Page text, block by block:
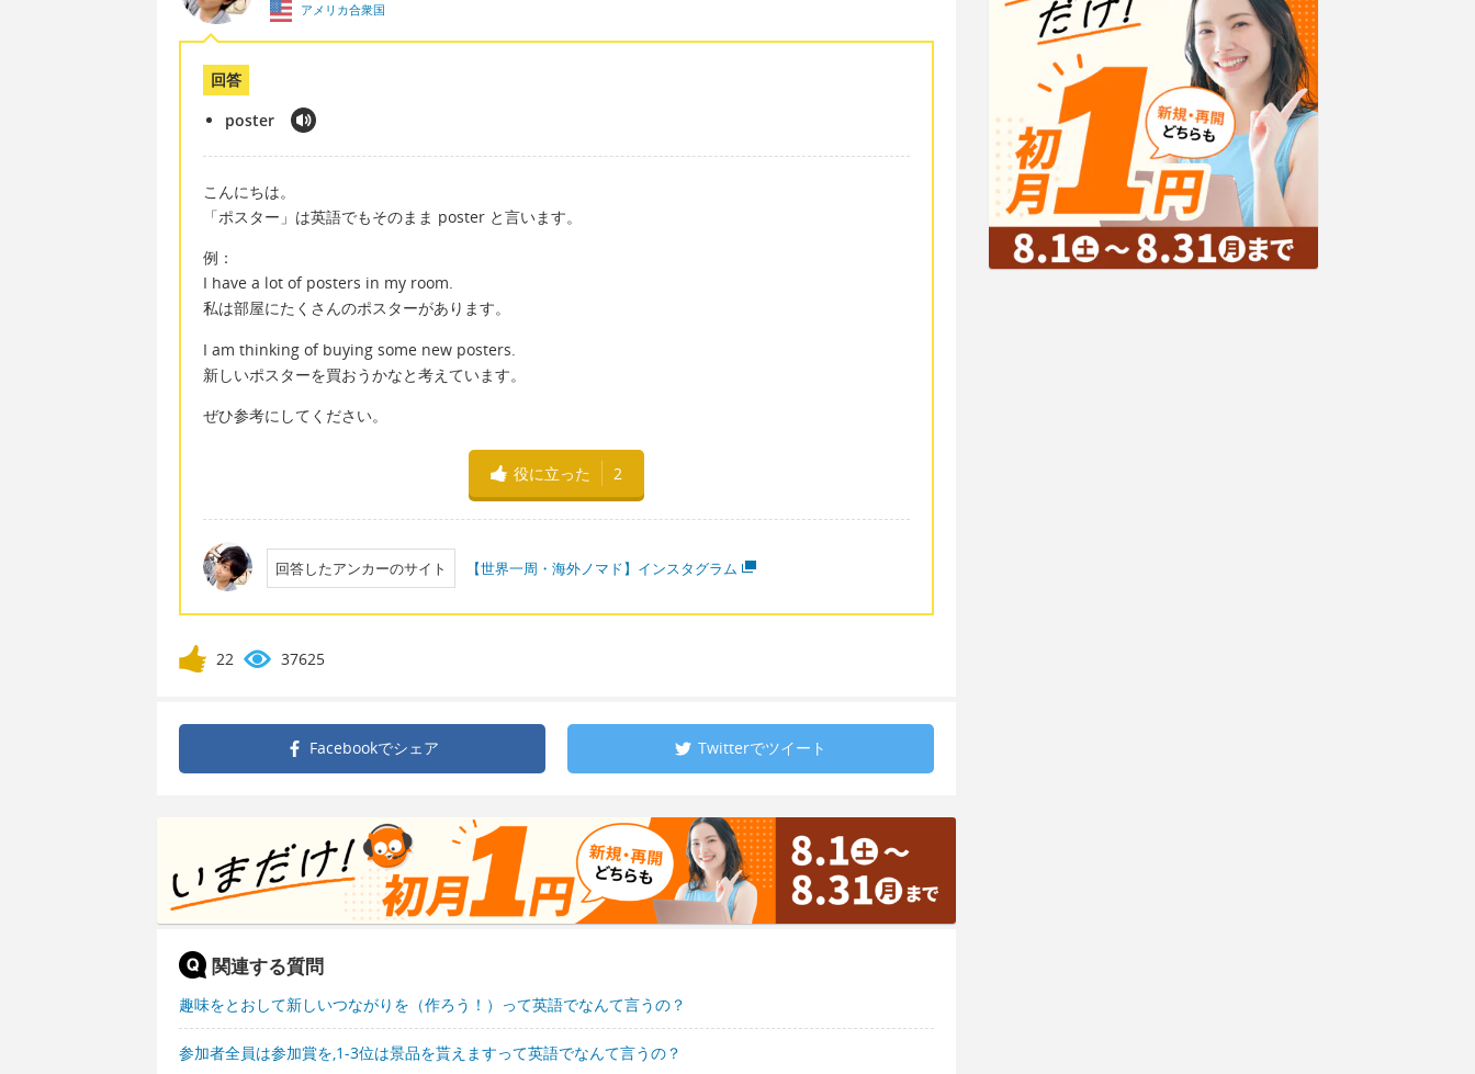
アメリカ合衆国
回答
poster
こんにちは。
「ポスター」は英語でもそのまま poster と言います。
例：
I have a lot of posters in my room.
私は部屋にたくさんのポスターがあります。
I am thinking of buying some new posters.
新しいポスターを買おうかなと考えています。
ぜひ参考にしてください。
役に立った 2
回答したアンカーのサイト 【世界一周・海外ノマド】インスタグラム
22 37625
Facebookでシェア Twitterでツイート
関連する質問
趣味をとおして新しいつながりを（作ろう！）って英語でなんて言うの？
参加者全員は参加賞を,1-3位は景品を貰えますって英語でなんて言うの？